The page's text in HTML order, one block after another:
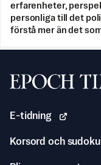
erfarenheter,
personliga till det
förstå mer än det
Svenska Epoch
E-tidning
Korsord och sudoku